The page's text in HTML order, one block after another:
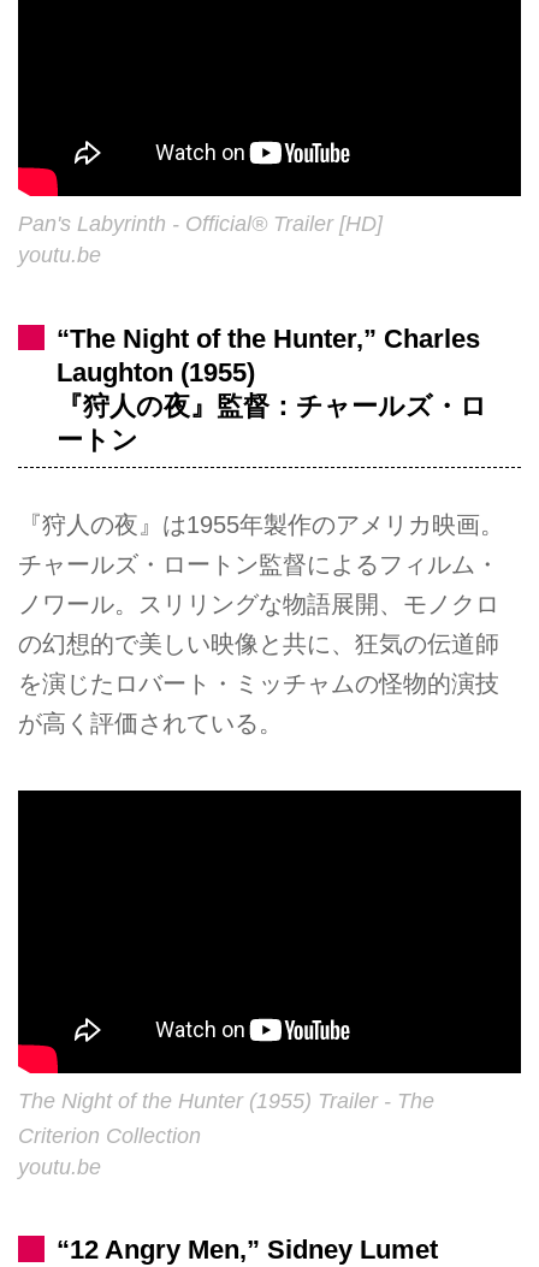
Pan's Labyrinth - Official® Trailer [HD]
youtu.be
“The Night of the Hunter,” Charles
Laughton (1955)
『狩人の夜』監督：チャールズ・ロ
ートン
『狩人の夜』は1955年製作のアメリカ映画。
チャールズ・ロートン監督によるフィルム・
ノワール。スリリングな物語展開、モノクロ
の幻想的で美しい映像と共に、狂気の伝道師
を演じたロバート・ミッチャムの怪物的演技
が高く評価されている。
The Night of the Hunter (1955) Trailer - The
Criterion Collection
youtu.be
“12 Angry Men,” Sidney Lumet